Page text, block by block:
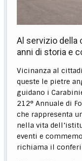
Al servizio della
anni di storia e
Vicinanza al
queste le pietre
guidano i
212° Annuale di
che rappresenta
nella vita
eventi e
richiama il